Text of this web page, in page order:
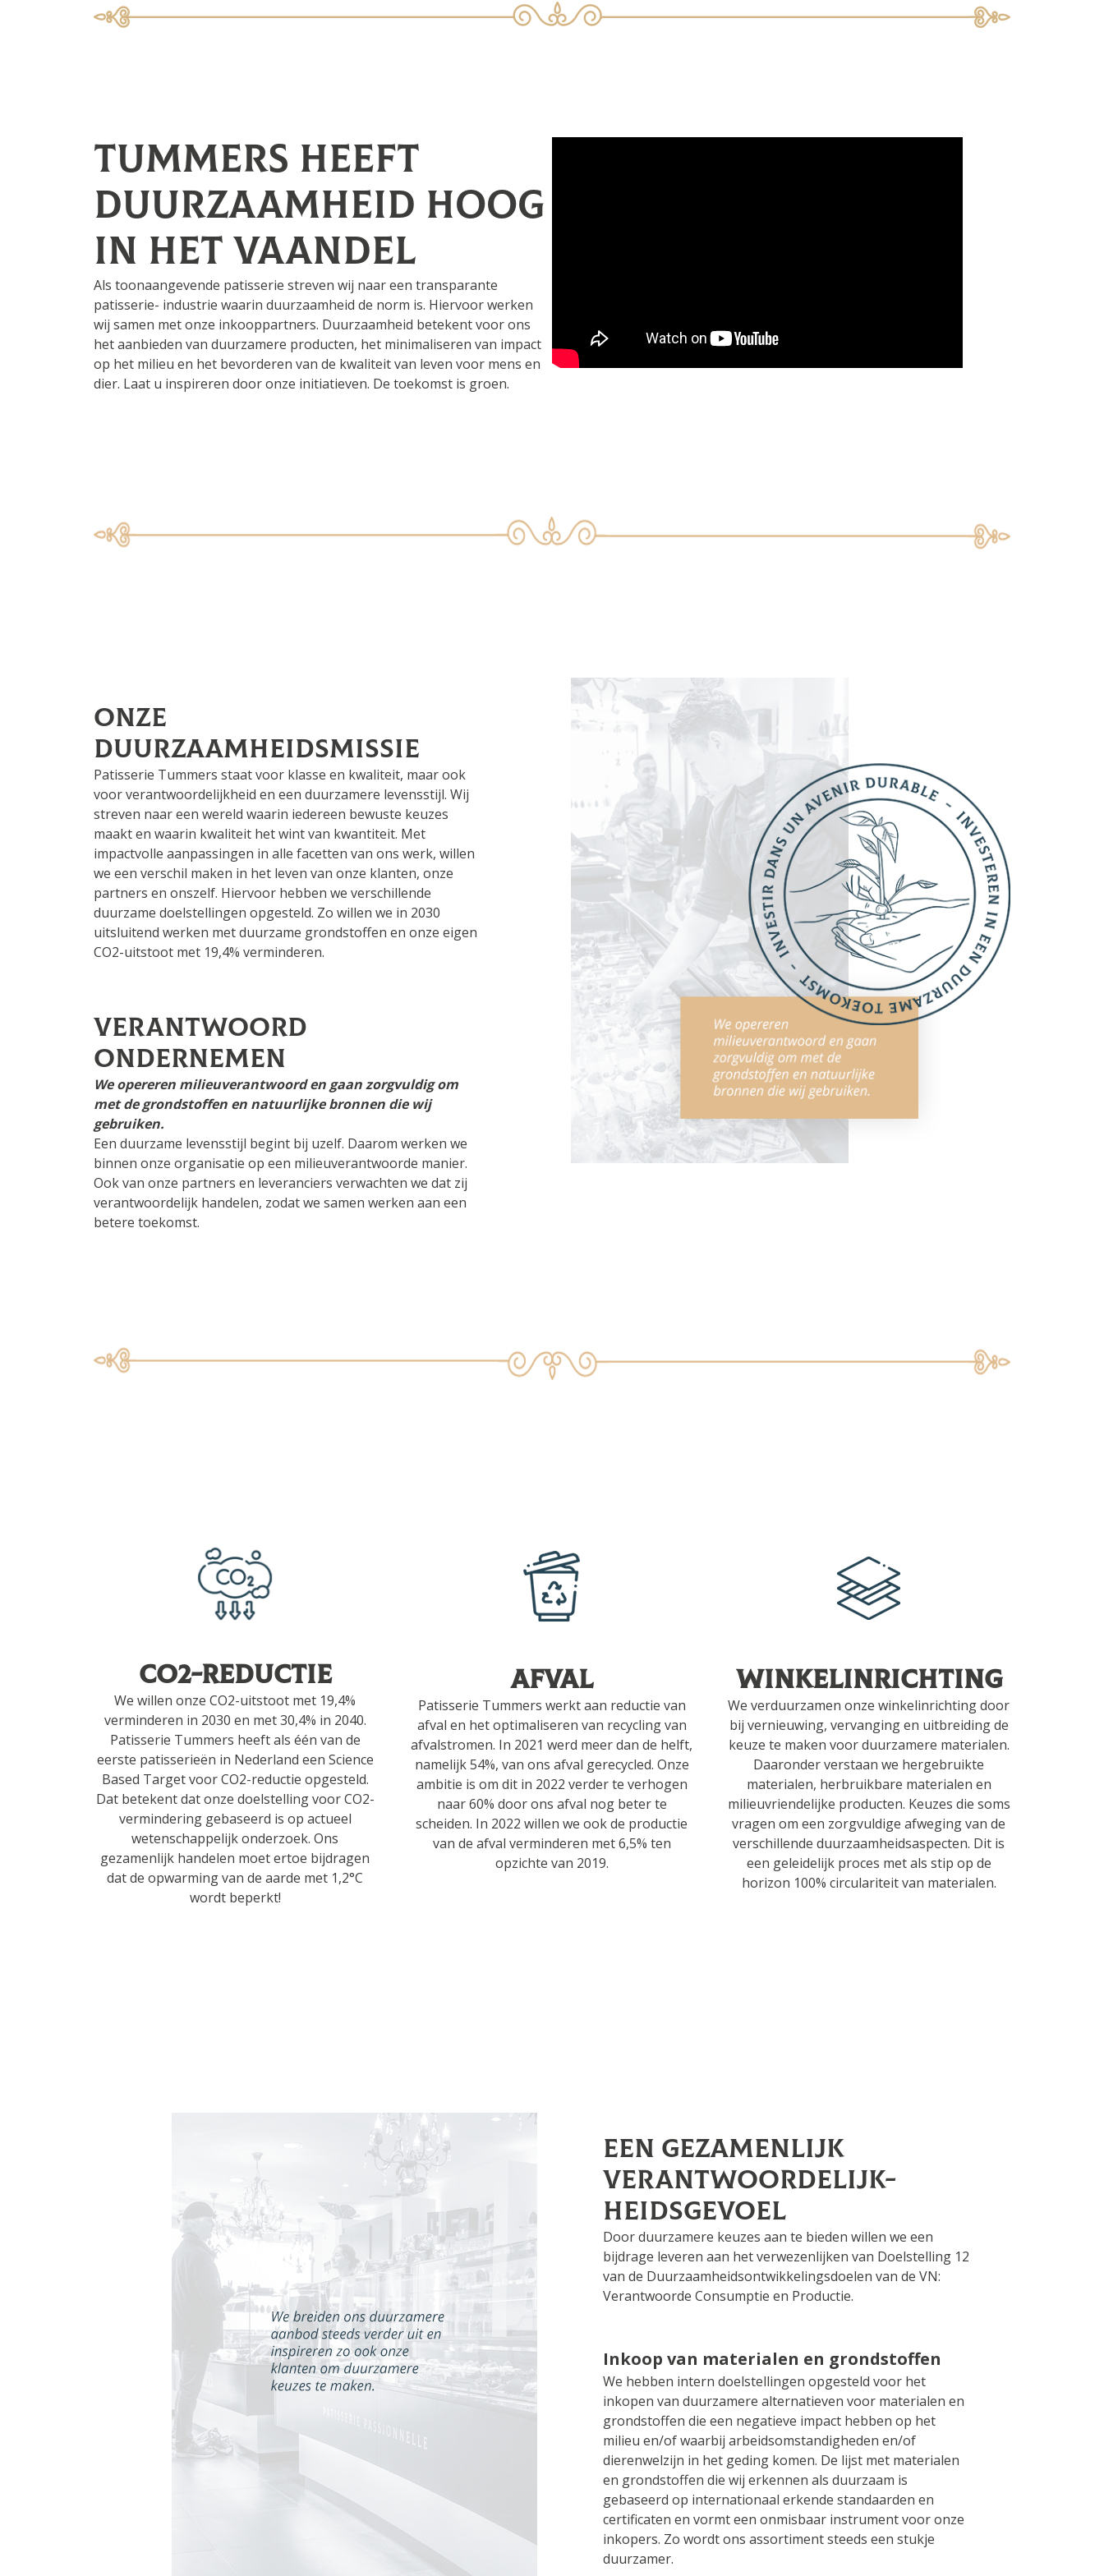
Tummers heeft
duurzaamheid hoog
in het vaandel
Als toonaangevende patisserie streven wij naar een transparante
patisserie- industrie waarin duurzaamheid de norm is. Hiervoor werken
wij samen met onze inkooppartners. Duurzaamheid betekent voor ons
het aanbieden van duurzamere producten, het minimaliseren van impact
op het milieu en het bevorderen van de kwaliteit van leven voor mens en
dier. Laat u inspireren door onze initiatieven. De toekomst is groen.
Onze
duurzaamheidsmissie
Patisserie Tummers staat voor klasse en kwaliteit, maar ook
voor verantwoordelijkheid en een duurzamere levensstijl. Wij
streven naar een wereld waarin iedereen bewuste keuzes
maakt en waarin kwaliteit het wint van kwantiteit. Met
impactvolle aanpassingen in alle facetten van ons werk, willen
we een verschil maken in het leven van onze klanten, onze
partners en onszelf. Hiervoor hebben we verschillende
duurzame doelstellingen opgesteld. Zo willen we in 2030
uitsluitend werken met duurzame grondstoffen en onze eigen
CO2-uitstoot met 19,4% verminderen.
Verantwoord
ondernemen
We opereren milieuverantwoord en gaan zorgvuldig om
met de grondstoffen en natuurlijke bronnen die wij
gebruiken.
Een duurzame levensstijl begint bij uzelf. Daarom werken we
binnen onze organisatie op een milieuverantwoorde manier.
Ook van onze partners en leveranciers verwachten we dat zij
verantwoordelijk handelen, zodat we samen werken aan een
betere toekomst.
CO2-reductie
We willen onze CO2-uitstoot met 19,4%
verminderen in 2030 en met 30,4% in 2040.
Patisserie Tummers heeft als één van de
eerste patisserieën in Nederland een Science
Based Target voor CO2-reductie opgesteld.
Dat betekent dat onze doelstelling voor CO2-
vermindering gebaseerd is op actueel
wetenschappelijk onderzoek. Ons
gezamenlijk handelen moet ertoe bijdragen
dat de opwarming van de aarde met 1,2°C
wordt beperkt!
Afval
Patisserie Tummers werkt aan reductie van
afval en het optimaliseren van recycling van
afvalstromen. In 2021 werd meer dan de helft,
namelijk 54%, van ons afval gerecycled. Onze
ambitie is om dit in 2022 verder te verhogen
naar 60% door ons afval nog beter te
scheiden. In 2022 willen we ook de productie
van de afval verminderen met 6,5% ten
opzichte van 2019.
Winkelinrichting
We verduurzamen onze winkelinrichting door
bij vernieuwing, vervanging en uitbreiding de
keuze te maken voor duurzamere materialen.
Daaronder verstaan we hergebruikte
materialen, herbruikbare materialen en
milieuvriendelijke producten. Keuzes die soms
vragen om een zorgvuldige afweging van de
verschillende duurzaamheidsaspecten. Dit is
een geleidelijk proces met als stip op de
horizon 100% circulariteit van materialen.
Een gezamenlijk
verantwoordelijk-
heidsgevoel
Door duurzamere keuzes aan te bieden willen we een
bijdrage leveren aan het verwezenlijken van Doelstelling 12
van de Duurzaamheidsontwikkelingsdoelen van de VN:
Verantwoorde Consumptie en Productie.
Inkoop van materialen en grondstoffen
We hebben intern doelstellingen opgesteld voor het
inkopen van duurzamere alternatieven voor materialen en
grondstoffen die een negatieve impact hebben op het
milieu en/of waarbij arbeidsomstandigheden en/of
dierenwelzijn in het geding komen. De lijst met materialen
en grondstoffen die wij erkennen als duurzaam is
gebaseerd op internationaal erkende standaarden en
certificaten en vormt een onmisbaar instrument voor onze
inkopers. Zo wordt ons assortiment steeds een stukje
duurzamer.